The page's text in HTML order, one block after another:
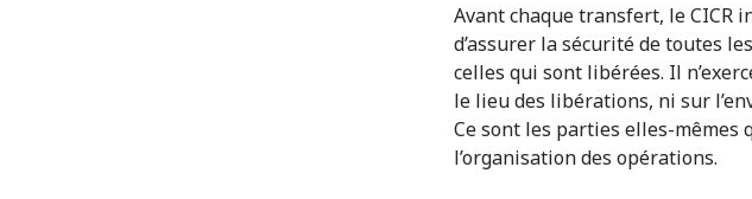
Avant chaque transfert, le CICR
d’assurer la sécurité de toutes
celles qui sont libérées. Il
le lieu des libérations, ni sur
Ce sont les parties elles-
l’organisation des opérations.